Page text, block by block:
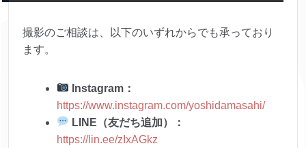
撮影のご相談は、以下のいずれからでも承っており
ます。
Instagram：
https://www.instagram.com/yoshidamasahi/
LINE（友だち追加）：
https://lin.ee/zIxAGkz